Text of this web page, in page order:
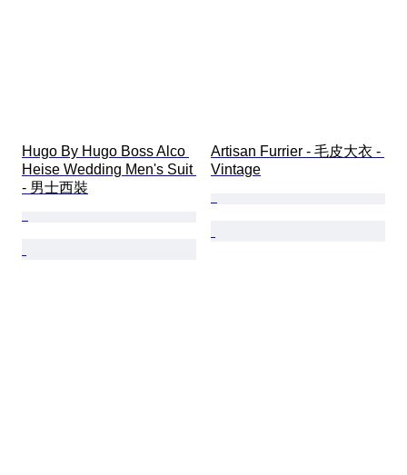
Hugo By Hugo Boss Alco
Heise Wedding Men's Suit
- 男士西裝
Artisan Furrier - 毛皮大衣 -
Vintage